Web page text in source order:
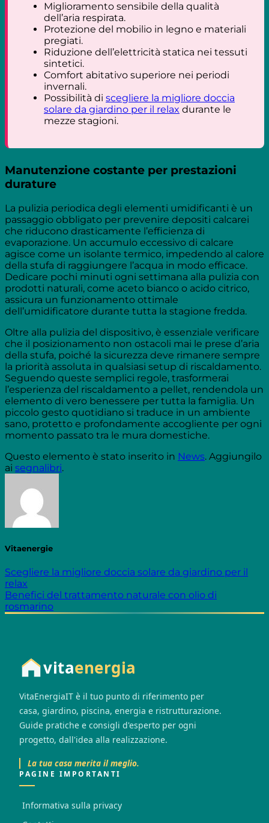
Miglioramento sensibile della qualità
dell’aria respirata.
Protezione del mobilio in legno e materiali
pregiati.
Riduzione dell’elettricità statica nei tessuti
sintetici.
Comfort abitativo superiore nei periodi
invernali.
Possibilità di scegliere la migliore doccia
solare da giardino per il relax durante le
mezze stagioni.
Manutenzione costante per prestazioni
durature
La pulizia periodica degli elementi umidificanti è un
passaggio obbligato per prevenire depositi calcarei
che riducono drasticamente l’efficienza di
evaporazione. Un accumulo eccessivo di calcare
agisce come un isolante termico, impedendo al calore
della stufa di raggiungere l’acqua in modo efficace.
Dedicare pochi minuti ogni settimana alla pulizia con
prodotti naturali, come aceto bianco o acido citrico,
assicura un funzionamento ottimale
dell’umidificatore durante tutta la stagione fredda.
Oltre alla pulizia del dispositivo, è essenziale verificare
che il posizionamento non ostacoli mai le prese d’aria
della stufa, poiché la sicurezza deve rimanere sempre
la priorità assoluta in qualsiasi setup di riscaldamento.
Seguendo queste semplici regole, trasformerai
l’esperienza del riscaldamento a pellet, rendendola un
elemento di vero benessere per tutta la famiglia. Un
piccolo gesto quotidiano si traduce in un ambiente
sano, protetto e profondamente accogliente per ogni
momento passato tra le mura domestiche.
Questo elemento è stato inserito in News. Aggiungilo
ai segnalibri.
Vitaenergie
Scegliere la migliore doccia solare da giardino per il
relax
Benefici del trattamento naturale con olio di
rosmarino
vitaenergia
VitaEnergiaIT è il tuo punto di riferimento per
casa, giardino, piscina, energia e ristrutturazione.
Guide pratiche e consigli d'esperto per ogni
progetto, dall'idea alla realizzazione.
La tua casa merita il meglio.
PAGINE IMPORTANTI
Informativa sulla privacy